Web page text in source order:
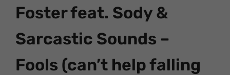
Foster feat. Sody &
Sarcastic Sounds –
Fools (can’t help falling